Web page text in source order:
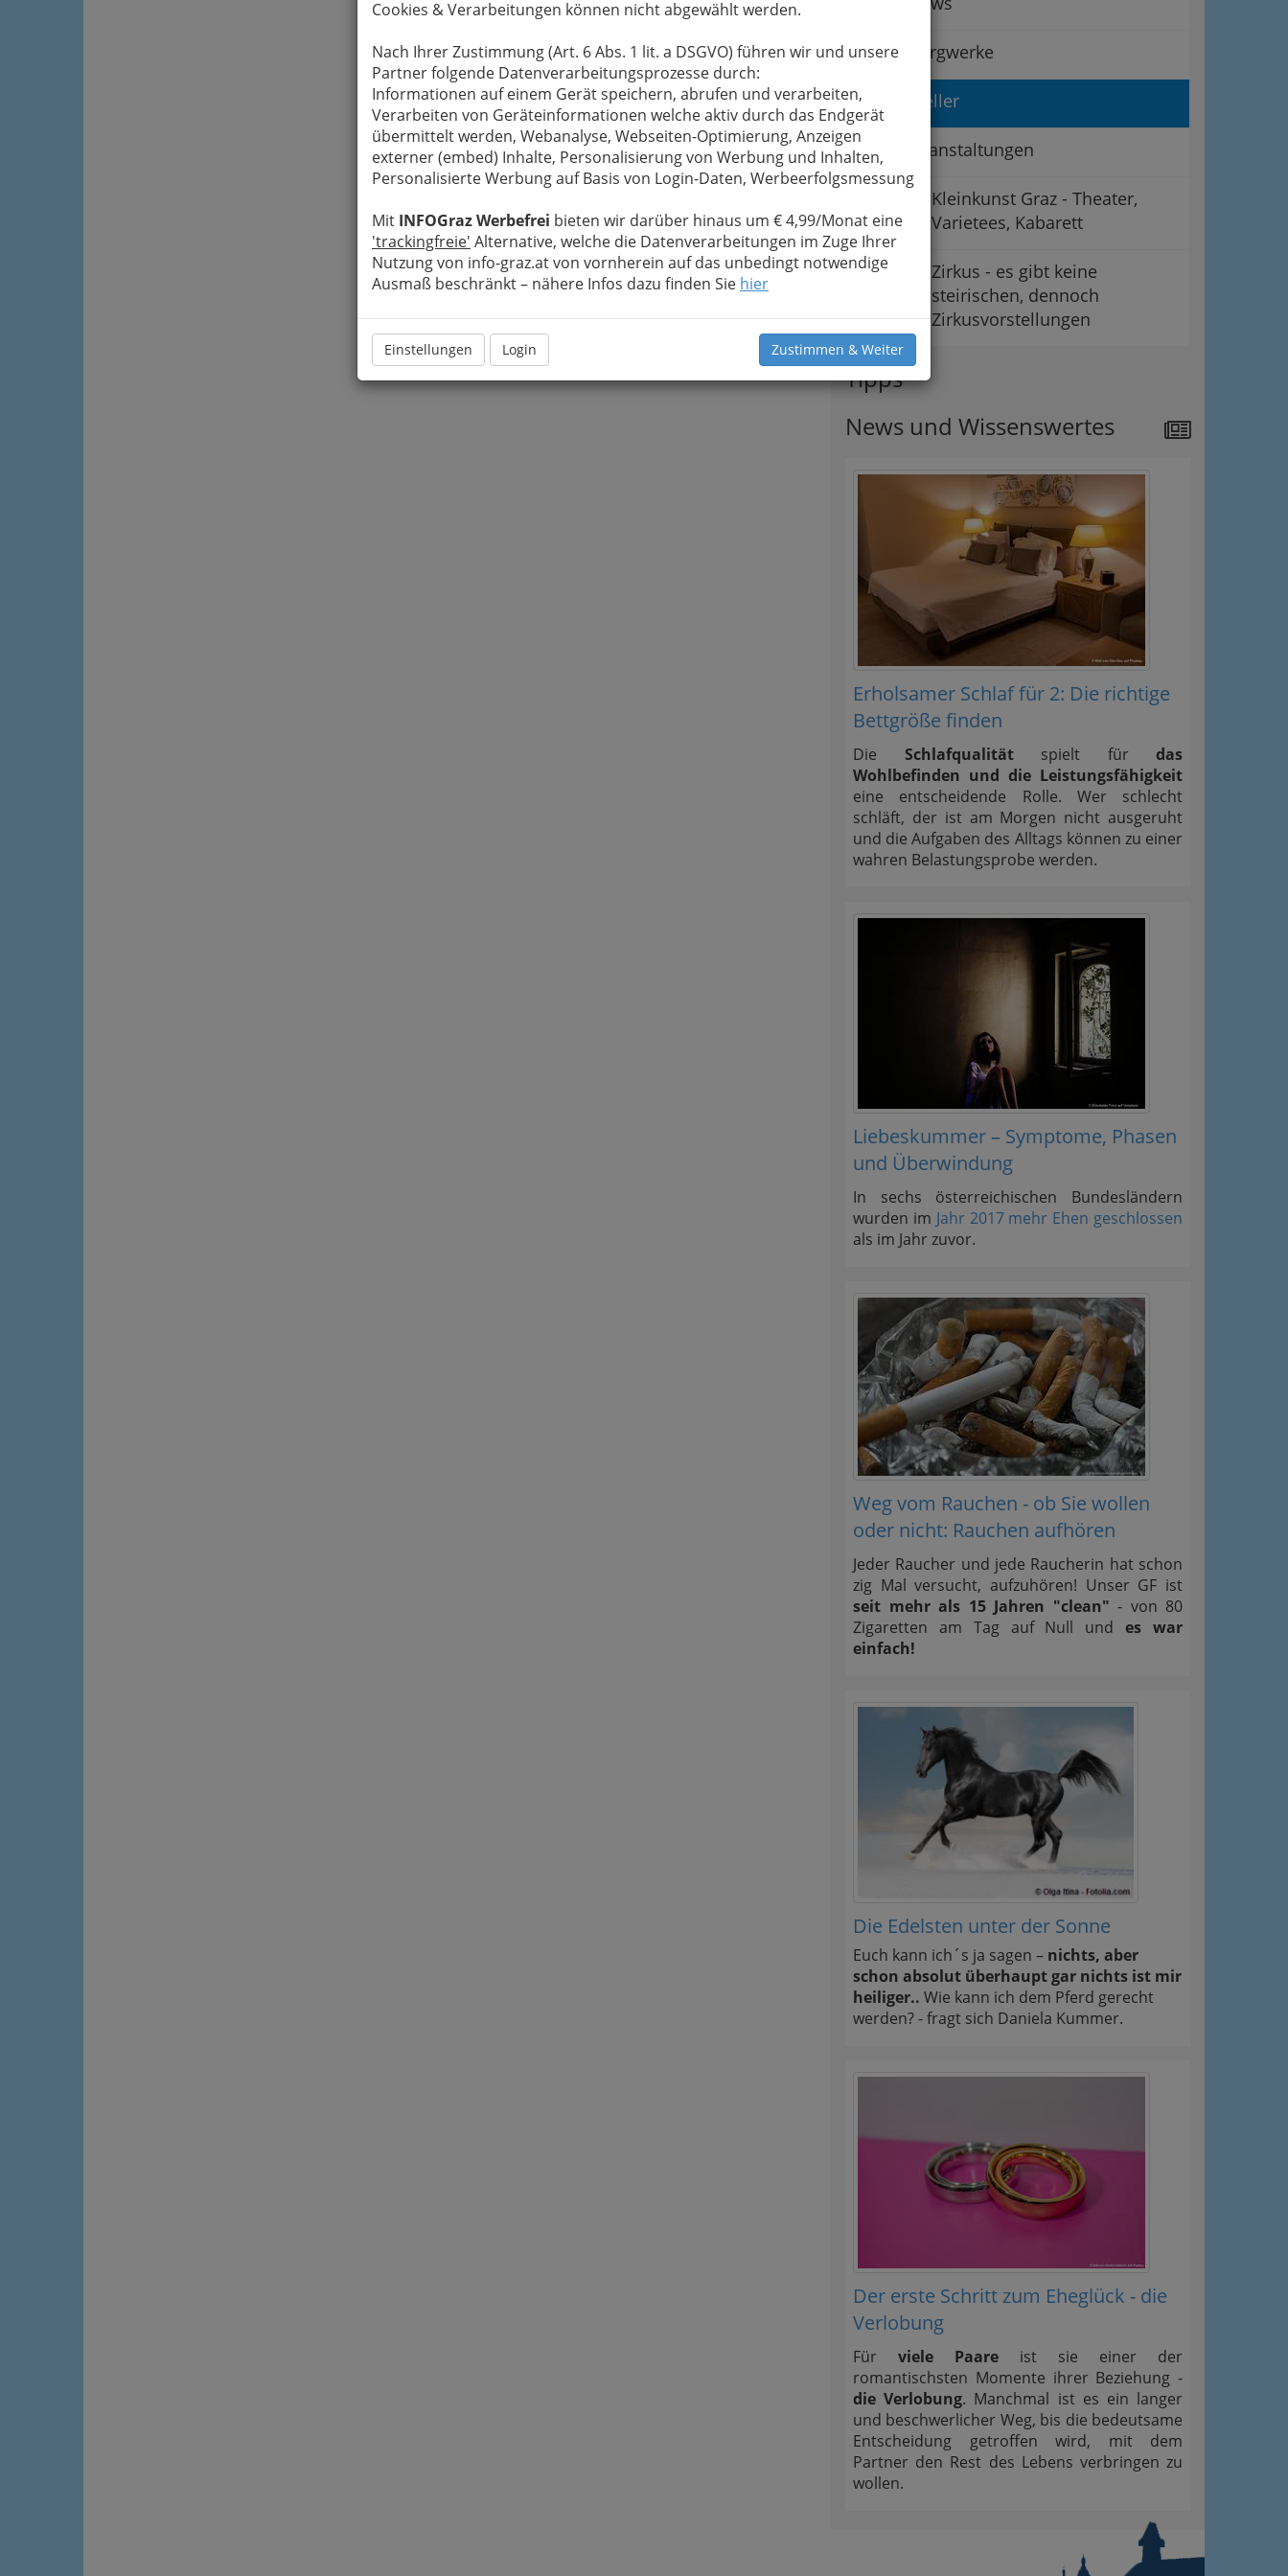
Cookies & Verarbeitungen können nicht abgewählt werden.
Nach Ihrer Zustimmung (Art. 6 Abs. 1 lit. a DSGVO) führen wir und unsere
Partner folgende Datenverarbeitungsprozesse durch:
Informationen auf einem Gerät speichern, abrufen und verarbeiten,
Verarbeiten von Geräteinformationen welche aktiv durch das Endgerät
übermittelt werden, Webanalyse, Webseiten-Optimierung, Anzeigen
externer (embed) Inhalte, Personalisierung von Werbung und Inhalten,
Personalisierte Werbung auf Basis von Login-Daten, Werbeerfolgsmessung
Mit INFOGraz Werbefrei bieten wir darüber hinaus um € 4,99/Monat eine
'trackingfreie' Alternative, welche die Datenverarbeitungen im Zuge Ihrer
Nutzung von info-graz.at von vornherein auf das unbedingt notwendige
Ausmaß beschränkt – nähere Infos dazu finden Sie hier
Einstellungen Login Zustimmen & Weiter
Schaubergwerke
Schausteller
Sportveranstaltungen
Kleinkunst Graz - Theater,
Varietees, Kabarett
Zirkus - es gibt keine
steirischen, dennoch
Zirkusvorstellungen
Tipps
News und Wissenswertes
Erholsamer Schlaf für 2: Die richtige
Bettgröße finden
Die Schlafqualitätspielt für das
Wohlbefinden und die Leistungsfähigkeit
eine entscheidende Rolle. Wer schlecht
schläft, der ist am Morgen nicht ausgeruht
und die Aufgaben des Alltags können zu einer
wahren Belastungsprobe werden.
Liebeskummer – Symptome, Phasen
und Überwindung
In sechs österreichischen Bundesländern
wurden im Jahr 2017 mehr Ehen geschlossen
als im Jahr zuvor.
Weg vom Rauchen - ob Sie wollen
oder nicht: Rauchen aufhören
Jeder Raucher und jede Raucherin hat schon
zig Mal versucht, aufzuhören! Unser GF ist
seit mehr als 15 Jahren "clean" - von 80
Zigaretten am Tag auf Null undes war
einfach!
Die Edelsten unter der Sonne
Euch kann ich´s ja sagen – nichts, aber
schon absolut überhaupt gar nichts ist mir
heiliger.. Wie kann ich dem Pferd gerecht
werden? - fragt sich Daniela Kummer.
Der erste Schritt zum Eheglück - die
Verlobung
Für viele Paare ist sie einer der
romantischsten Momente ihrer Beziehung -
die Verlobung. Manchmal ist es ein langer
und beschwerlicher Weg, bis die bedeutsame
Entscheidung getroffen wird, mit dem
Partner den Rest des Lebens verbringen zu
wollen.